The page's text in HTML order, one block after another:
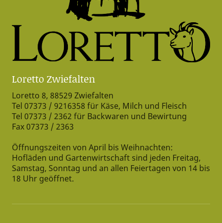
Loretto Zwiefalten
Loretto 8, 88529 Zwiefalten
Tel 07373 / 9216358 für Käse, Milch und Fleisch
Tel 07373 / 2362 für Backwaren und Bewirtung
Fax 07373 / 2363
Öffnungszeiten von April bis Weihnachten:
Hofläden und Gartenwirtschaft sind jeden Freitag,
Samstag, Sonntag und an allen Feiertagen von 14 bis
18 Uhr geöffnet.